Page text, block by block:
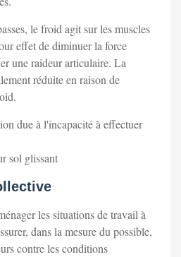
le froid agit sur les muscles
effet de diminuer la force
une raideur articulaire. La
réduite en raison de
due à l'incapacité à effectuer
sol glissant
les situations de travail à
dans la mesure du possible,
contre les conditions